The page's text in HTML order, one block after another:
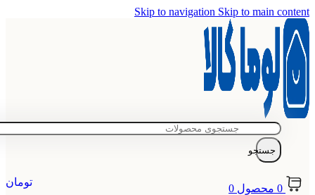
Skip to navigation Skip to main content
جستجو
0 محصول 0
تومان